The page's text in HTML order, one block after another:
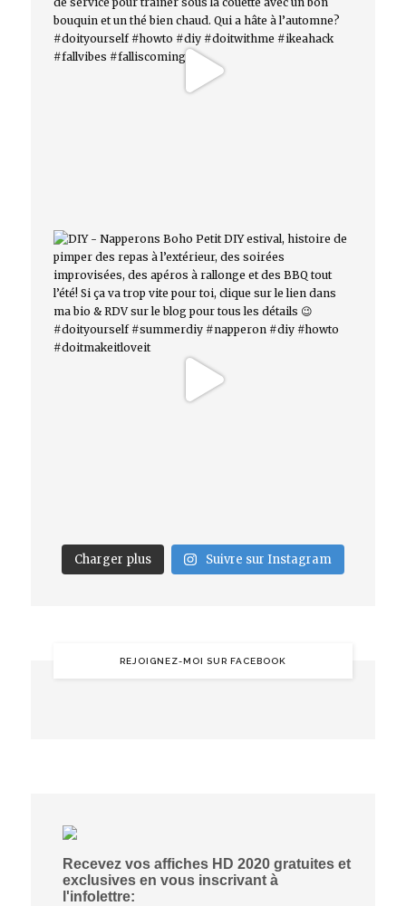
Charger plus Suivre sur Instagram
REJOIGNEZ-MOI SUR FACEBOOK
Recevez vos affiches HD 2020 gratuites et
exclusives en vous inscrivant à
l'infolettre: